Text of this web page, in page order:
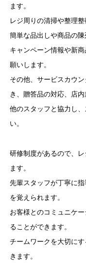
ます。
レジ周りの清掃や整理
簡単な品出しや商品の陳
キャンペーン情報や新
願いします。
その他、サービスカウ
き、贈答品の対応、店
他のスタッフと協力し
い。
研修制度があるので、
ます。
先輩スタッフが丁寧に
を覚えられます。
お客様とのコミュニケ
ることができます。
チームワークを大切に
きます。